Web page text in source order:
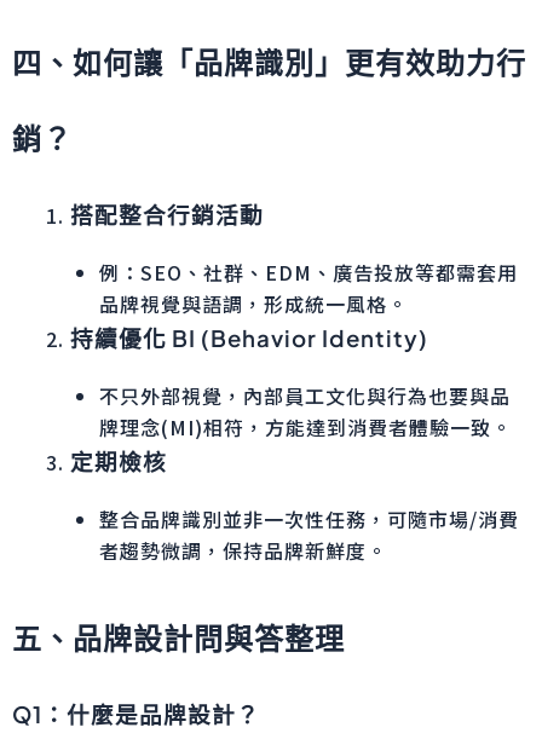
四、如何讓「品牌識別」更有效助力行
銷？
搭配整合行銷活動
例：SEO、社群、EDM、廣告投放等都需套用
品牌視覺與語調，形成統一風格。
持續優化 BI (Behavior Identity)
不只外部視覺，內部員工文化與行為也要與品
牌理念(MI)相符，方能達到消費者體驗一致。
定期檢核
整合品牌識別並非一次性任務，可隨市場/消費
者趨勢微調，保持品牌新鮮度。
五、品牌設計問與答整理
Q1：什麼是品牌設計？